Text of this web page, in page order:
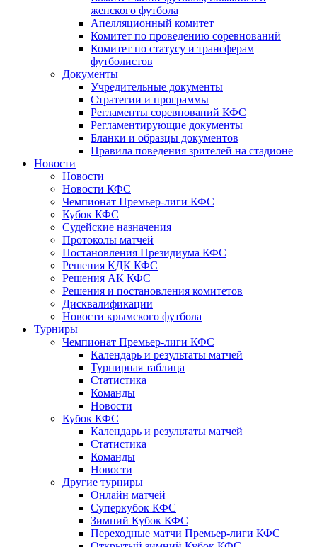
женского футбола
Апелляционный комитет
Комитет по проведению соревнований
Комитет по статусу и трансферам
футболистов
Документы
Учредительные документы
Стратегии и программы
Регламенты соревнований КФС
Регламентирующие документы
Бланки и образцы документов
Правила поведения зрителей на стадионе
Новости
Новости
Новости КФС
Чемпионат Премьер-лиги КФС
Кубок КФС
Судейские назначения
Протоколы матчей
Постановления Президиума КФС
Решения КДК КФС
Решения АК КФС
Решения и постановления комитетов
Дисквалификации
Новости крымского футбола
Турниры
Чемпионат Премьер-лиги КФС
Календарь и результаты матчей
Турнирная таблица
Статистика
Команды
Новости
Кубок КФС
Календарь и результаты матчей
Статистика
Команды
Новости
Другие турниры
Онлайн матчей
Суперкубок КФС
Зимний Кубок КФС
Переходные матчи Премьер-лиги КФС